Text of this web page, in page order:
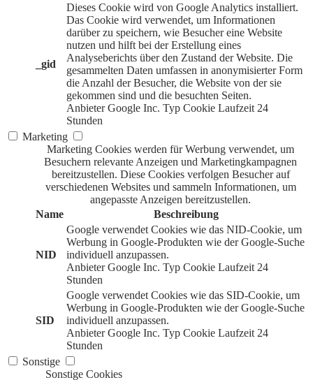
_gid
Dieses Cookie wird von Google Analytics installiert.
Das Cookie wird verwendet, um Informationen
darüber zu speichern, wie Besucher eine Website
nutzen und hilft bei der Erstellung eines
Analyseberichts über den Zustand der Website. Die
gesammelten Daten umfassen in anonymisierter Form
die Anzahl der Besucher, die Website von der sie
gekommen sind und die besuchten Seiten.
Anbieter Google Inc. Typ Cookie Laufzeit 24
Stunden
Marketing
Marketing Cookies werden für Werbung verwendet, um
Besuchern relevante Anzeigen und Marketingkampagnen
bereitzustellen. Diese Cookies verfolgen Besucher auf
verschiedenen Websites und sammeln Informationen, um
angepasste Anzeigen bereitzustellen.
Name
Beschreibung
NID
Google verwendet Cookies wie das NID-Cookie, um
Werbung in Google-Produkten wie der Google-Suche
individuell anzupassen.
Anbieter Google Inc. Typ Cookie Laufzeit 24
Stunden
SID
Google verwendet Cookies wie das SID-Cookie, um
Werbung in Google-Produkten wie der Google-Suche
individuell anzupassen.
Anbieter Google Inc. Typ Cookie Laufzeit 24
Stunden
Sonstige
Sonstige Cookies